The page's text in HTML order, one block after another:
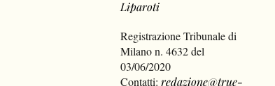
Liparoti
Registrazione Tribunale di
Milano n. 4632 del
03/06/2020
Contatti:redazione@true-